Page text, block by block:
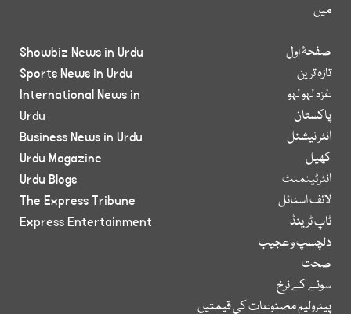
میں
صفحۂ اول
تازہ ترین
غزہ لہو لہو
پاکستان
انٹر نیشنل
کھیل
انٹرٹینمنٹ
لائف اسٹائل
ٹاپ ٹرینڈ
دلچسپ و عجیب
صحت
سونے کے نرخ
پیٹرولیم مصنوعات کی قیمتیں
Showbiz News in Urdu
Sports News in Urdu
International News in
Urdu
Business News in Urdu
Urdu Magazine
Urdu Blogs
The Express Tribune
Express Entertainment